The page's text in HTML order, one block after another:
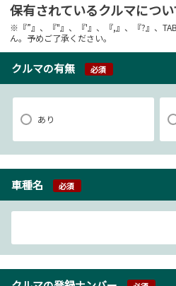
保有されているクルマについ
※『”』、『"』、『'』、『,』、『?』、
ん。予めご了承ください。
クルマの有無 必須
あり
車種名 必須